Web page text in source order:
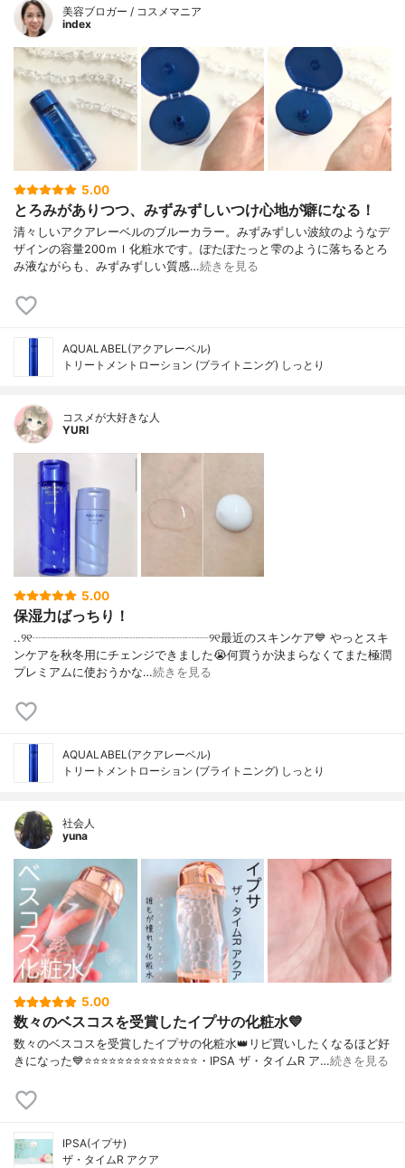
美容ブロガー / コスメマニア
index
5.00
とろみがありつつ、みずみずしいつけ心地が癖になる！
清々しいアクアレーベルのブルーカラー。みずみずしい波紋のようなデ
ザインの容量200ｍｌ化粧水です。ぽたぽたっと雫のように落ちるとろ
み液ながらも、みずみずしい質感…続きを見る
AQUALABEL(アクアレーベル)
トリートメントローション (ブライトニング) しっとり
コスメが大好きな人
YURI
5.00
保湿力ばっちり！
..୨୧┈┈┈┈┈┈┈┈┈┈┈┈┈┈┈୨୧最近のスキンケア💙 やっとスキ
ンケアを秋冬用にチェンジできました😭何買うか決まらなくてまた極潤
プレミアムに使おうかな…続きを見る
AQUALABEL(アクアレーベル)
トリートメントローション (ブライトニング) しっとり
社会人
yuna
5.00
数々のベスコスを受賞したイプサの化粧水💙
数々のベスコスを受賞したイプサの化粧水👑リピ買いしたくなるほど好
きになった💙⭐️⭐️⭐️⭐️⭐️⭐️⭐️⭐️⭐️⭐️⭐️⭐️⭐️⭐️・IPSA ザ・タイムR ア…続きを見る
IPSA(イプサ)
ザ・タイムR アクア